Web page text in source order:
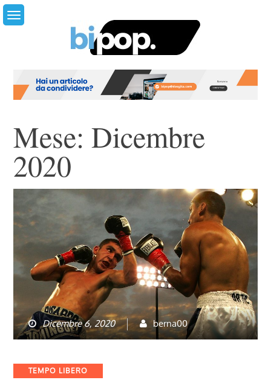
Skip
to
Mese:Dicembre
2020
Dicembre 6, 2020 berna00
Categories
TEMPO LIBERO